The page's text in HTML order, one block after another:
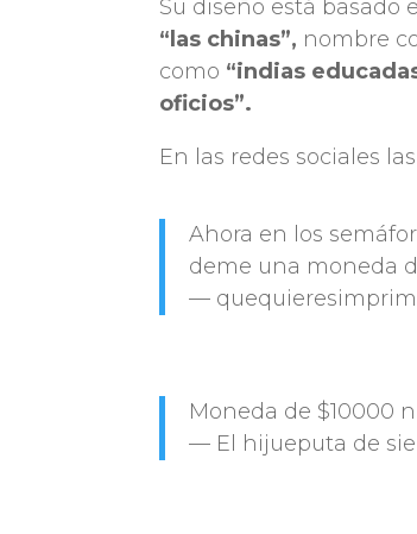
Su diseño está basado
“las chinas”, nombre
como “indias
oficios”.
En las redes sociales
Ahora en los
deme una moneda
—
Moneda de $10000
— El hijueputa de